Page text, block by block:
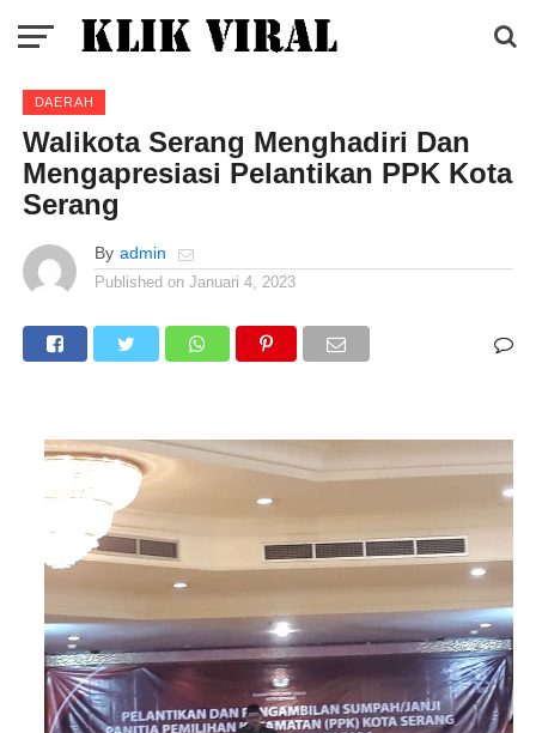
DAERAH
Walikota Serang Menghadiri Dan
Mengapresiasi Pelantikan PPK Kota
Serang
By admin
Published on Januari 4, 2023